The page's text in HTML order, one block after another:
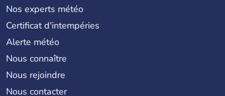
Nos experts météo
Certificat d'intempéries
Alerte météo
Nous connaître
Nous rejoindre
Nous contacter